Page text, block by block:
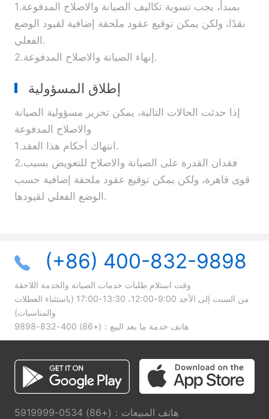
1.بمبدأ، يجب تسوية تكاليف الصيانة والاصلاح المدفوعة
نقدًا، ولكن يمكن توقيع عقود ملحقة إضافية لقيود الوضع
الفعلي.
2.إنهاء الصيانة والاصلاح المدفوعة.
إطلاق المسؤولية
إذا حدثت الحالات التالية، يمكن تحرير مسؤولية الصيانة
والاصلاح المدفوعة
1.انتهاك أحكام هذا العقد.
2.فقدان القدرة على الصيانة والاصلاح للتعويض بسبب
قوى قاهرة، ولكن يمكن توقيع عقود ملحقة إضافية حسب
الوضع الفعلي لقيودها.
(+86) 400-832-9898
وقت استلام طلبات خدمات الصيانة والخدمة اللاحقة
من السبت إلى الأحد 9:00-12:00، 13:30-17:00 (باستثناء العطلات
والمناسبات)
هاتف خدمة ما بعد البيع： (+86) 400-832-9898
هاتف المبيعات：(+86) 0534-5919999